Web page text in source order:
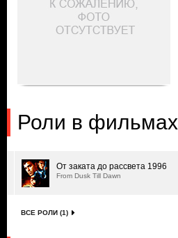
Роли в фильмах
От заката до рассвета 1996
From Dusk Till Dawn
ВСЕ РОЛИ (1)